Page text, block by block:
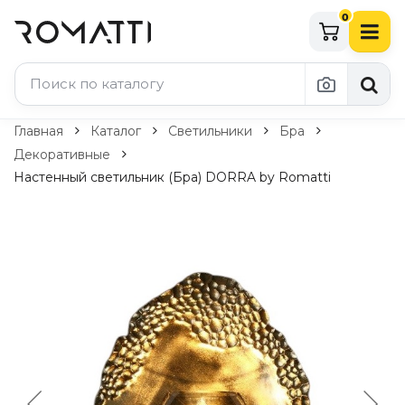
0
Каталог Romatti
Свет и освещение
Бра и настенные светильники
Настольные лампы
Технический свет
Уличное освещение
Комплектующие
Главная Каталог Светильники
Бра
Декоративные
Настенный светильник (Бра) DORRA by Romatti